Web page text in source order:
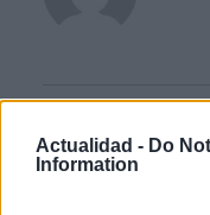
Actualidad - Do
Information